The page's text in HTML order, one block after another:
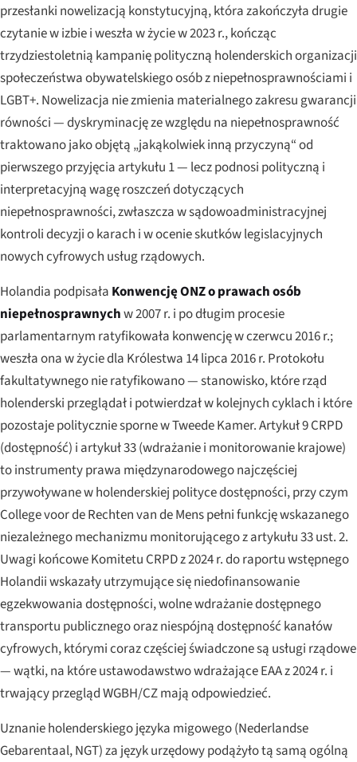
przesłanki nowelizacją konstytucyjną, która zakończyła drugie
czytanie w izbie i weszła w życie w 2023 r., kończąc
trzydziestoletnią kampanię polityczną holenderskich organizacji
społeczeństwa obywatelskiego osób z niepełnosprawnościami i
LGBT+. Nowelizacja nie zmienia materialnego zakresu gwarancji
równości — dyskryminację ze względu na niepełnosprawność
traktowano jako objętą „jakąkolwiek inną przyczyną“ od
pierwszego przyjęcia artykułu 1 — lecz podnosi polityczną i
interpretacyjną wagę roszczeń dotyczących
niepełnosprawności, zwłaszcza w sądowoadministracyjnej
kontroli decyzji o karach i w ocenie skutków legislacyjnych
nowych cyfrowych usług rządowych.
Holandia podpisała Konwencję ONZ o prawach osób
niepełnosprawnychw 2007 r. i po długim procesie
parlamentarnym ratyfikowała konwencję w czerwcu 2016 r.;
weszła ona w życie dla Królestwa 14 lipca 2016 r. Protokołu
fakultatywnego nie ratyfikowano — stanowisko, które rząd
holenderski przeglądał i potwierdzał w kolejnych cyklach i które
pozostaje politycznie sporne w Tweede Kamer. Artykuł 9 CRPD
(dostępność) i artykuł 33 (wdrażanie i monitorowanie krajowe)
to instrumenty prawa międzynarodowego najczęściej
przywoływane w holenderskiej polityce dostępności, przy czym
College voor de Rechten van de Mens pełni funkcję wskazanego
niezależnego mechanizmu monitorującego z artykułu 33 ust. 2.
Uwagi końcowe Komitetu CRPD z 2024 r. do raportu wstępnego
Holandii wskazały utrzymujące się niedofinansowanie
egzekwowania dostępności, wolne wdrażanie dostępnego
transportu publicznego oraz niespójną dostępność kanałów
cyfrowych, którymi coraz częściej świadczone są usługi rządowe
— wątki, na które ustawodawstwo wdrażające EAA z 2024 r. i
trwający przegląd WGBH/CZ mają odpowiedzieć.
Uznanie holenderskiego języka migowego (Nederlandse
Gebarentaal, NGT) za język urzędowy podążyło tą samą ogólną